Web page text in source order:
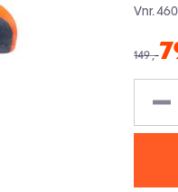
Vnr.
149,-